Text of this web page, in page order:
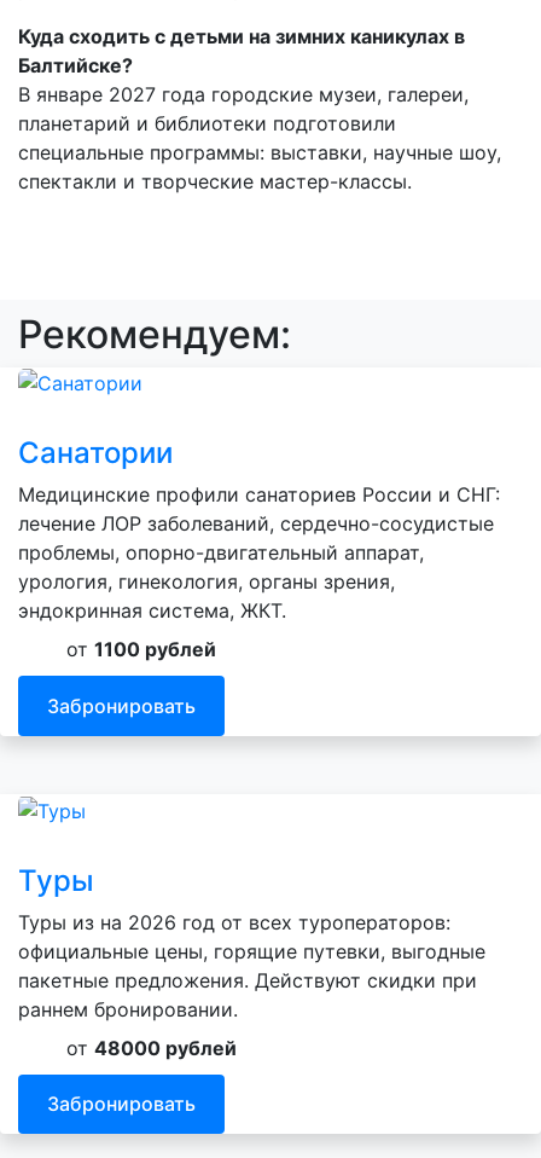
Куда сходить с детьми на зимних каникулах в
Балтийске?
В январе 2027 года городские музеи, галереи,
планетарий и библиотеки подготовили
специальные программы: выставки, научные шоу,
спектакли и творческие мастер-классы.
Рекомендуем:
Санатории
Медицинские профили санаториев России и СНГ:
лечение ЛОР заболеваний, сердечно-сосудистые
проблемы, опорно-двигательный аппарат,
урология, гинекология, органы зрения,
эндокринная система, ЖКТ.
от 1100 рублей
Забронировать
Туры
Туры из на 2026 год от всех туроператоров:
официальные цены, горящие путевки, выгодные
пакетные предложения. Действуют скидки при
раннем бронировании.
от 48000 рублей
Забронировать